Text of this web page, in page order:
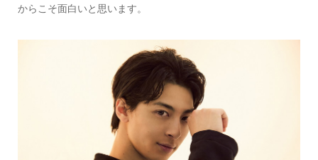
からこそ面白いと思います。